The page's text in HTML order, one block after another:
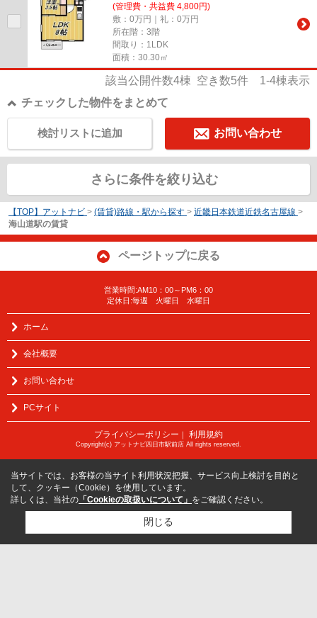
(管理費・共益費 4,800円)
敷：0万円｜礼：0万円
所在階：3階
間取り：1LDK
面積：30.30㎡
該当公開件数4棟 空き数5件 1-4棟表示
チェックした物件をまとめて
お問い合わせ
検討リストに追加
さらに条件を絞り込む
【TOP】アットナビ > (賃貸)路線・駅から探す > 近畿日本鉄道近鉄名古屋線 >
海山道駅の賃貸
ページトップに戻る
営業時間:AM10：00～PM6：00
定休日:毎週 火曜日 水曜日
ホーム
会社概要
お問い合わせ
PCサイト
プライバシーポリシー ｜ 利用規約
Copyright(c) アットナビ四日市駅前店 All rights reserved.
当サイトでは、お客様の当サイト利用状況把握、サービス向上検討を目的と
して、クッキー（Cookie）を使用しています。
詳しくは、当社の 「Cookieの取扱いについて」 をご確認ください。
閉じる